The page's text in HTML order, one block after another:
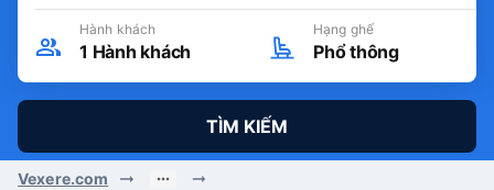
Hành khách
1 Hành khách
Hạng ghế
Phổ thông
TÌM KIẾM
Vexere.com